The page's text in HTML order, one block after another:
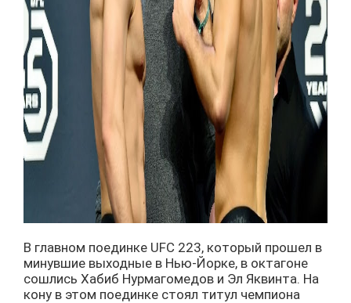
В главном поединке UFC 223, который прошел в
минувшие выходные в Нью-Йорке, в октагоне
сошлись Хабиб Нурмагомедов и Эл Яквинта. На
кону в этом поединке стоял титул чемпиона